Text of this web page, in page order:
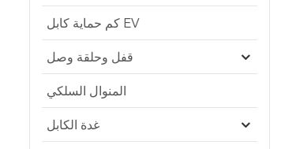
كم حماية كابل EV
قفل وحلقة وصل
المنوال السلكي
غدة الكابل